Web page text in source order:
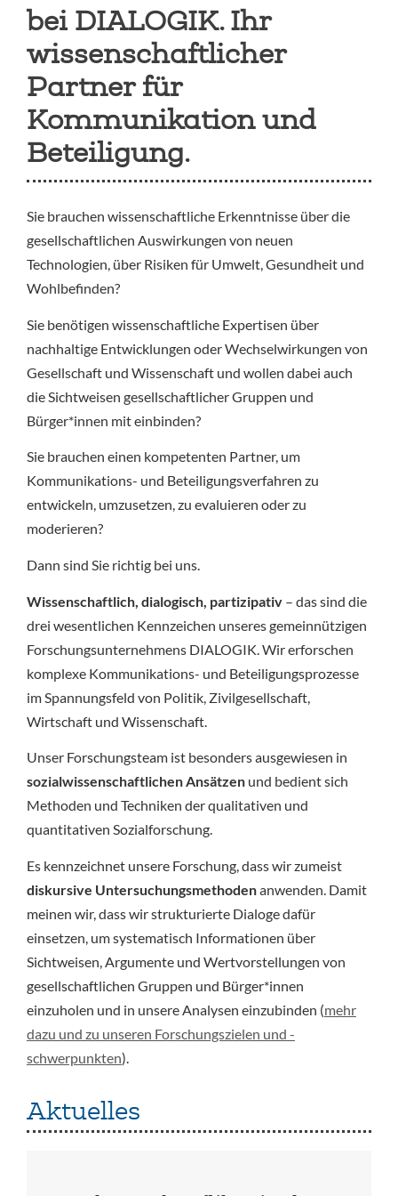
bei DIALOGIK. Ihr
wissenschaftlicher
Partner für
Kommunikation und
Beteiligung.
Sie brauchen wissenschaftliche Erkenntnisse über die
gesellschaftlichen Auswirkungen von neuen
Technologien, über Risiken für Umwelt, Gesundheit und
Wohlbefinden?
Sie benötigen wissenschaftliche Expertisen über
nachhaltige Entwicklungen oder Wechselwirkungen von
Gesellschaft und Wissenschaft und wollen dabei auch
die Sichtweisen gesellschaftlicher Gruppen und
Bürger*innen mit einbinden?
Sie brauchen einen kompetenten Partner, um
Kommunikations- und Beteiligungsverfahren zu
entwickeln, umzusetzen, zu evaluieren oder zu
moderieren?
Dann sind Sie richtig bei uns.
Wissenschaftlich, dialogisch, partizipativ – das sind die
drei wesentlichen Kennzeichen unseres gemeinnützigen
Forschungsunternehmens DIALOGIK. Wir erforschen
komplexe Kommunikations- und Beteiligungsprozesse
im Spannungsfeld von Politik, Zivilgesellschaft,
Wirtschaft und Wissenschaft.
Unser Forschungsteam ist besonders ausgewiesen in
sozialwissenschaftlichen Ansätzenund bedient sich
Methoden und Techniken der qualitativen und
quantitativen Sozialforschung.
Es kennzeichnet unsere Forschung, dass wir zumeist
diskursive Untersuchungsmethodenanwenden. Damit
meinen wir, dass wir strukturierte Dialoge dafür
einsetzen, um systematisch Informationen über
Sichtweisen, Argumente und Wertvorstellungen von
gesellschaftlichen Gruppen und Bürger*innen
einzuholen und in unsere Analysen einzubinden (mehr
dazu und zu unseren Forschungszielen und -
schwerpunkten).
Aktuelles